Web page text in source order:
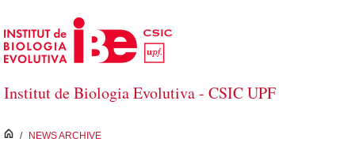
Saltar al contenido principal
Institut de Biologia Evolutiva - CSIC UPF
inici
/ NEWS ARCHIVE